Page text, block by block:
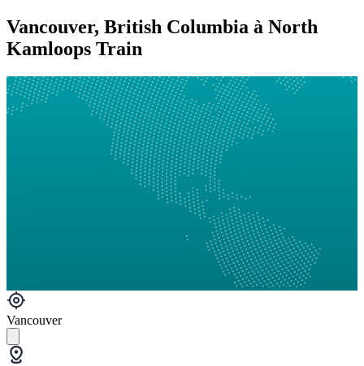
Vancouver, British Columbia à North
Kamloops Train
Vancouver